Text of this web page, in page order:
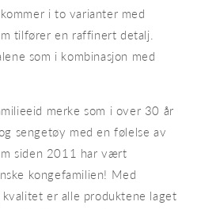
i to varianter med
tilfører en raffinert detalj.
som i kombinasjon med
merke som i over 30 år
sengetøy med en følelse av
siden 2011 har vært
kongefamilien! Med
er alle produktene laget